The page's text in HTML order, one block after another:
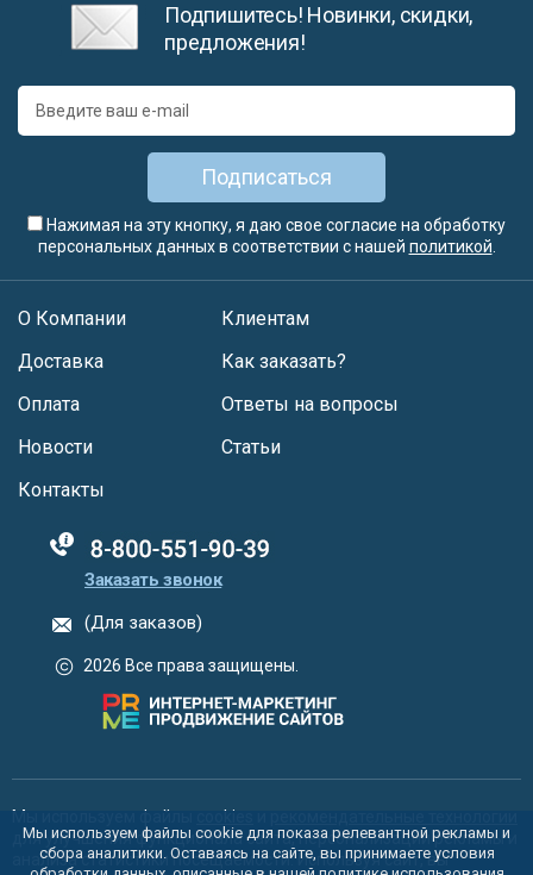
Подпишитесь! Новинки, скидки,
предложения!
Подписаться
Нажимая на эту кнопку, я даю свое согласие на обработку
персональных данных в соответствии с нашей политикой
О Компании
Доставка
Оплата
Новости
Клиентам
Как заказать?
Ответы на вопросы
Статьи
Контакты
88005555550
Заказать звонок
(Для заказов)
2026 Все права защищены.
Мы используем файлы cookies
для улучшения функционала сайта, персонализации рекламы и
анализа статистики посещаемости. Используя сайт, вы
Мы используем файлы cookie для показа релевантной рекламы и
сбора аналитики. Оставаясь на сайте, вы принимаете условия